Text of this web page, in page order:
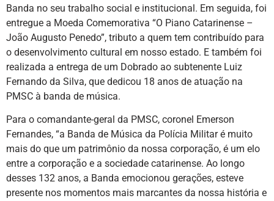
Banda no seu trabalho social e institucional. Em seguida, foi
entregue a Moeda Comemorativa “O Piano Catarinense –
João Augusto Penedo”, tributo a quem tem contribuído para
o desenvolvimento cultural em nosso estado. E também foi
realizada a entrega de um Dobrado ao subtenente Luiz
Fernando da Silva, que dedicou 18 anos de atuação na
PMSC à banda de música.
Para o comandante-geral da PMSC, coronel Emerson
Fernandes, “a Banda de Música da Polícia Militar é muito
mais do que um patrimônio da nossa corporação, é um elo
entre a corporação e a sociedade catarinense. Ao longo
desses 132 anos, a Banda emocionou gerações, esteve
presente nos momentos mais marcantes da nossa história e